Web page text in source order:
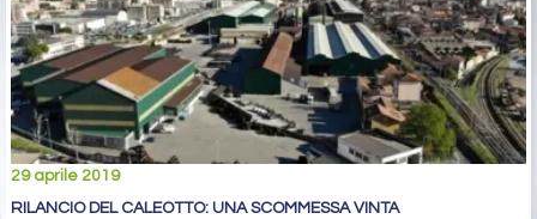
29 aprile 2019
RILANCIO DEL CALEOTTO: UNA SCOMMESSA VINTA